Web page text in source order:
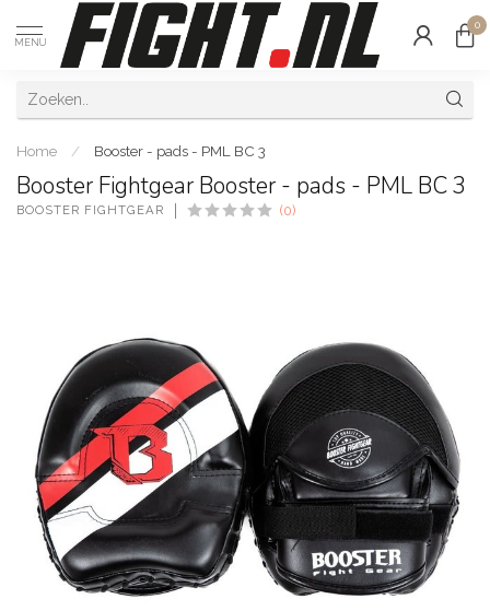
MENU
0
Home / Booster - pads - PML BC 3
Booster Fightgear Booster - pads - PML BC 3
BOOSTER FIGHTGEAR (0)